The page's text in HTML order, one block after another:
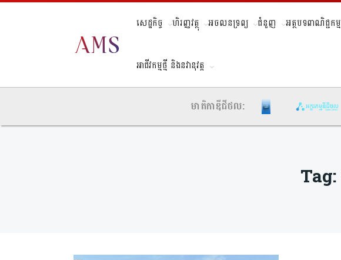
សេដ្ឋកិច្ច ហិរញ្ញវត្ថុ អចលនទ្រព្យ ជំនួញ អត្ថបទពាណិជ្ជកម្ម
អាជីវកម្មថ្មី និងនវានុវត្ត
មាតិកាឌីជីថល:
Tag: